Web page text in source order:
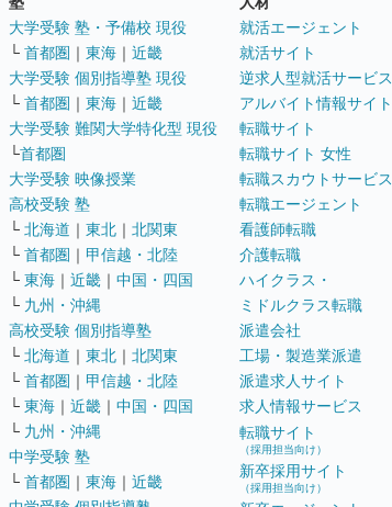
大学受験 塾・予備校 現役
└ 首都圏 ｜ 東海 ｜ 近畿
大学受験 個別指導塾 現役
└ 首都圏 ｜ 東海 ｜ 近畿
大学受験 難関大学特化型 現役
└首都圏
大学受験 映像授業
高校受験 塾
└ 北海道 ｜ 東北 ｜ 北関東
└ 首都圏 ｜ 甲信越・北陸
└ 東海 ｜ 近畿 ｜ 中国・四国
└ 九州・沖縄
高校受験 個別指導塾
└ 北海道 ｜ 東北 ｜ 北関東
└ 首都圏 ｜ 甲信越・北陸
└ 東海 ｜ 近畿 ｜ 中国・四国
└ 九州・沖縄
中学受験 塾
└ 首都圏 ｜ 東海 ｜ 近畿
就活エージェント
就活サイト
逆求人型就活サービス
アルバイト情報サイト
転職サイト
転職サイト 女性
転職スカウトサービス
転職エージェント
看護師転職
介護転職
ハイクラス・
ミドルクラス転職
派遣会社
工場・製造業派遣
派遣求人サイト
求人情報サービス
転職サイト
（採用担当向け）
新卒採用サイト
（採用担当向け）